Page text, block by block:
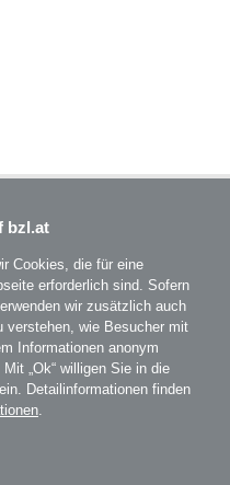
bzl.at
Cookies, die für eine
erforderlich sind. Sofern
wir zusätzlich auch
verstehen, wie Besucher mit
Informationen anonym
„Ok“ willigen Sie in die
Detailinformationen finden
.